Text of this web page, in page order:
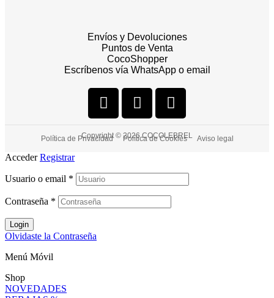
Envíos y Devoluciones
Puntos de Venta
CocoShopper
Escríbenos vía WhatsApp o email
Copyright © 2026 COCOLEBREL
Política de Privacidad Política de Cookies Aviso legal
Acceder Registrar
Usuario o email *
Contraseña *
Login
Olvidaste la Contraseña
Menú Móvil
Shop
NOVEDADES